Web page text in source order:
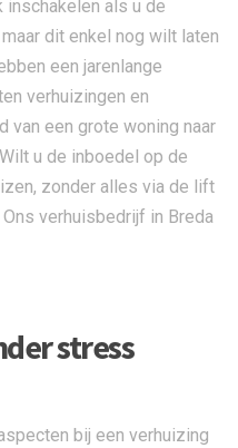
inschakelen als u de
dit enkel nog wilt laten
een jarenlange
verhuizingen en
van een grote woning naar
u de inboedel op de
zonder alles via de lift
verhuisbedrijf in Breda
stress
bij een verhuizing